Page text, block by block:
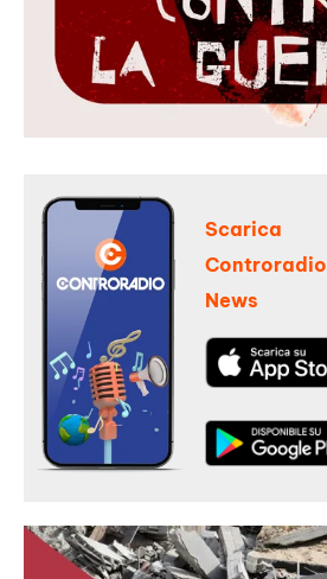
Scarica
Controradio
News